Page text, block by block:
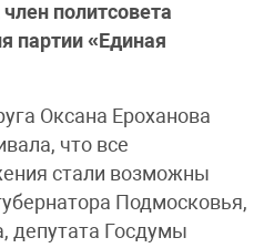
политсовета
партии «Единая
Оксана Ероханова
что все
стали возможны
Подмосковья,
депутата Госдумы